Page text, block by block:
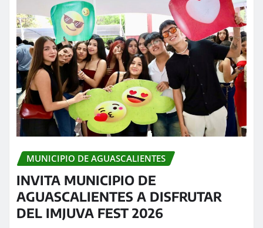
MUNICIPIO DE AGUASCALIENTES
INVITA MUNICIPIO DE
AGUASCALIENTES A DISFRUTAR
DEL IMJUVA FEST 2026